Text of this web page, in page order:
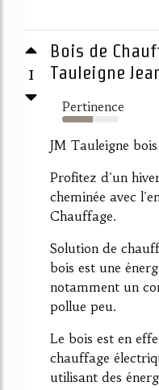
1
Bois de
Tauleigne
Pertinence
54%
JM Tauleigne
Profitez d'un
cheminée avec
Chauffage.
Solution de
bois est une
notamment un
pollue peu.
Le bois est en
chauffage
utilisant des